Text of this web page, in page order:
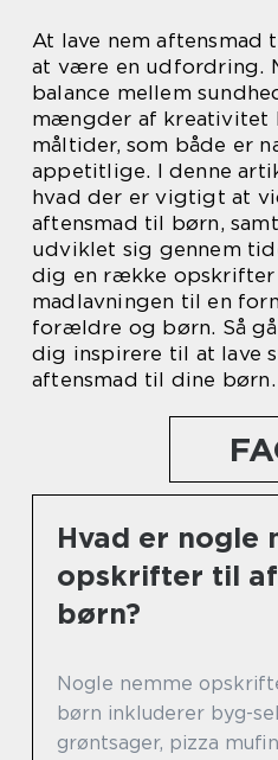
At lave nem aftensmad
at være en udfordring.
balance mellem
mængder af kreativitet
måltider, som både er
appetitlige. I denne
hvad der er vigtigt at
aftensmad til børn,
udviklet sig gennem
dig en række
madlavningen til en
forældre og børn. Så
dig inspirere til at lave
aftensmad til dine børn.
Hvad er nogle
opskrifter til
børn?
Nogle nemme
børn inkluderer byg-
grøntsager, pizza